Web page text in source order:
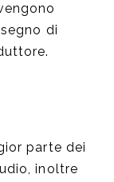
di
parte dei
inoltre